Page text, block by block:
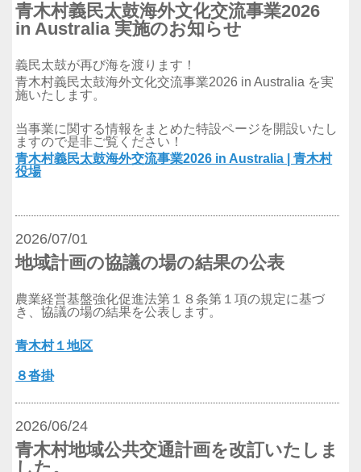
青木村義民太鼓海外文化交流事業2026
in Australia 実施のお知らせ
義民太鼓が再び海を渡ります！
青木村義民太鼓海外文化交流事業2026 in Australia を実
施いたします。
当事業に関する情報をまとめた特設ページを開設いたし
ますので是非ご覧ください！
青木村義民太鼓海外交流事業2026 in Australia | 青木村
役場
2026/07/01
地域計画の協議の場の結果の公表
農業経営基盤強化促進法第１８条第１項の規定に基づ
き、協議の場の結果を公表します。
青木村１地区
８沓掛
2026/06/24
青木村地域公共交通計画を改訂いたしま
した。